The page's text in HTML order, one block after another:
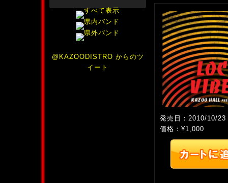
@KAZOODISTRO からのツ
イート
発売日：2010/10/23
価格：¥1,000